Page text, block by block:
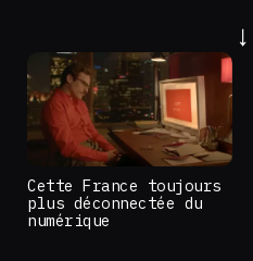
Cette France toujours
plus déconnectée du
numérique